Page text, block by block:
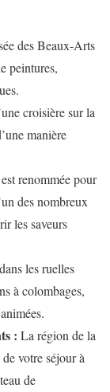
des Beaux-Arts
peintures,
croisière sur la
manière
renommée pour
des nombreux
les saveurs
les ruelles
à colombages,
: La région de la
votre séjour à
de